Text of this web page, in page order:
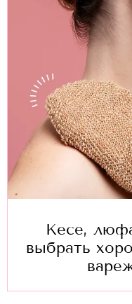
Кесе,
выбрать